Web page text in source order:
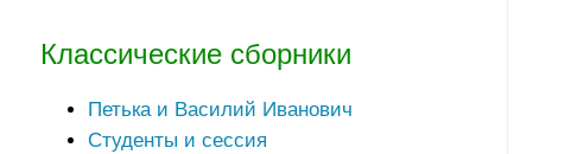
Классические сборники
Петька и Василий Иванович
Студенты и сессия